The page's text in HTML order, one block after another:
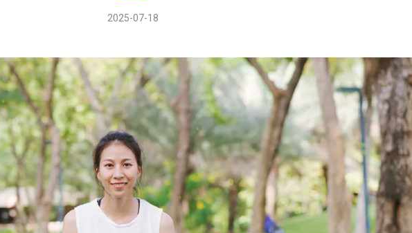
2025-07-18